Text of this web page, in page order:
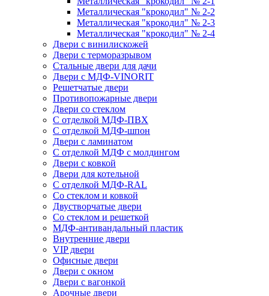
Металлическая "крокодил" № 2-2
Металлическая "крокодил" № 2-3
Металлическая "крокодил" № 2-4
Двери с винилискожей
Двери с терморазрывом
Стальные двери для дачи
Двери с МДФ-VINORIT
Решетчатые двери
Противопожарные двери
Двери со стеклом
С отделкой МДФ-ПВХ
С отделкой МДФ-шпон
Двери с ламинатом
С отделкой МДФ с молдингом
Двери с ковкой
Двери для котельной
С отделкой МДФ-RAL
Со стеклом и ковкой
Двустворчатые двери
Со стеклом и решеткой
МДФ-антивандальный пластик
Внутренние двери
VIP двери
Офисные двери
Двери с окном
Двери с вагонкой
Арочные двери